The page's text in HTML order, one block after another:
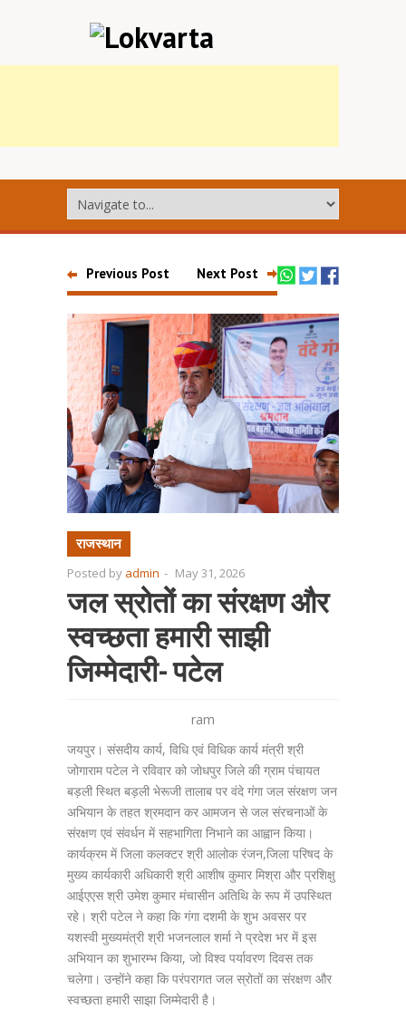
Previous Post Next Post
राजस्थान
Posted by admin - May 31, 2026
जल स्रोतों का संरक्षण और
स्वच्छता हमारी साझी
जिम्मेदारी- पटेल
ram
जयपुर। संसदीय कार्य, विधि एवं विधिक कार्य मंत्री श्री
जोगाराम पटेल ने रविवार को जोधपुर जिले की ग्राम पंचायत
बड़ली स्थित बड़ली भेरूजी तालाब पर वंदे गंगा जल संरक्षण जन
अभियान के तहत श्रमदान कर आमजन से जल संरचनाओं के
संरक्षण एवं संवर्धन में सहभागिता निभाने का आह्वान किया।
कार्यक्रम में जिला कलक्टर श्री आलोक रंजन,जिला परिषद के
मुख्य कार्यकारी अधिकारी श्री आशीष कुमार मिश्रा और प्रशिक्षु
आईएएस श्री उमेश कुमार मंचासीन अतिथि के रूप में उपस्थित
रहे। श्री पटेल ने कहा कि गंगा दशमी के शुभ अवसर पर
यशस्वी मुख्यमंत्री श्री भजनलाल शर्मा ने प्रदेश भर में इस
अभियान का शुभारम्भ किया, जो विश्व पर्यावरण दिवस तक
चलेगा। उन्होंने कहा कि परंपरागत जल स्रोतों का संरक्षण और
स्वच्छता हमारी साझा जिम्मेदारी है।